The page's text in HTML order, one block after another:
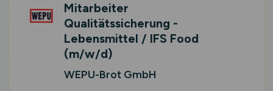
Mitarbeiter
Qualitätssicherung -
Lebensmittel / IFS Food
(m/w/d)
WEPU-Brot GmbH